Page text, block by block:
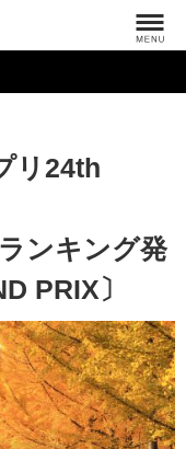
リ24th
ンキング発
PRIX〕